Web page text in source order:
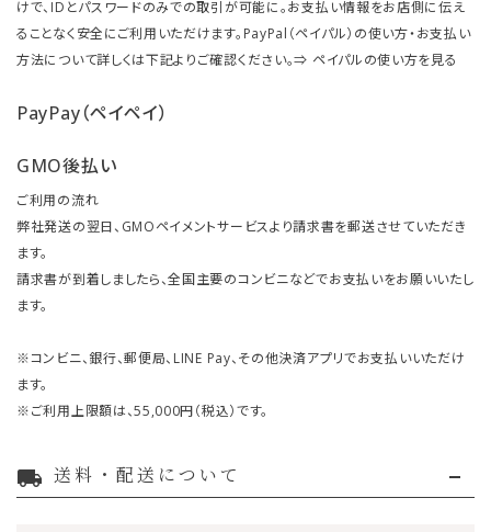
けで、IDとパスワードのみでの取引が可能に。お支払い情報をお店側に伝え
ることなく安全にご利用いただけます。PayPal（ペイパル）の使い方・お支払い
方法について詳しくは下記よりご確認ください。⇒ ペイパルの使い方を見る
PayPay（ペイペイ）
GMO後払い
ご利用の流れ
弊社発送の翌日、GMOペイメントサービスより請求書を郵送させていただき
ます。
請求書が到着しましたら、全国主要のコンビニなどでお支払いをお願いいたし
ます。
※コンビニ、銀行、郵便局、LINE Pay、その他決済アプリでお支払いいただけ
ます。
※ご利用上限額は、55,000円（税込）です。
local_shipping 送料・配送について